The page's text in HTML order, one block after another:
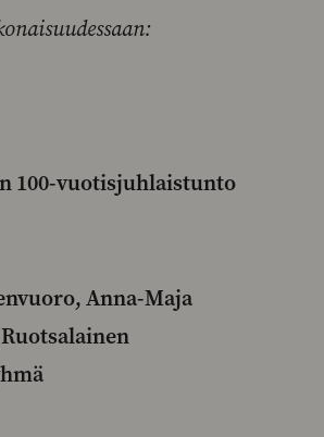
100-vuotisjuhlaistunto
Anna-Maja